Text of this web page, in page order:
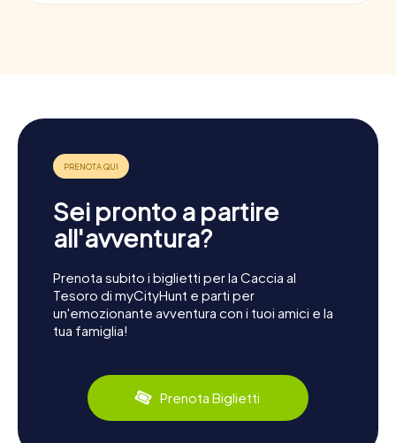
Sei pronto a partire
all'avventura?
Prenota subito i biglietti per la Caccia al
Tesoro di myCityHunt e parti per
un'emozionante avventura con i tuoi amici e la
tua famiglia!
Prenota Biglietti